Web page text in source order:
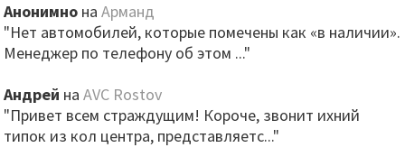
Анонимно наАрманд
"Нет автомобилей, которые помечены как «в наличии».
Менеджер по телефону об этом ..."
Андрей наAVC Rostov
"Привет всем страждущим! Короче, звонит ихний
типок из кол центра, представляетс..."